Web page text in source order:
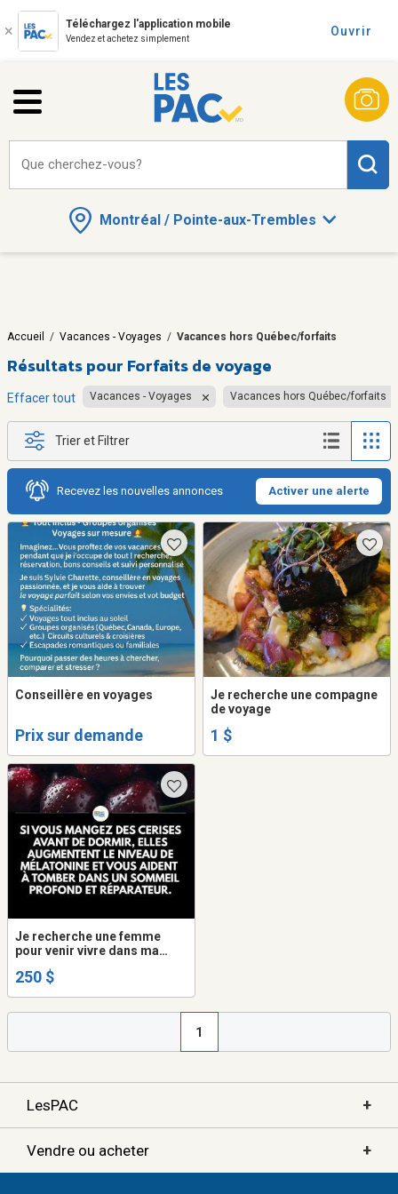
Téléchargez l'application mobile
Vendez et achetez simplement
Ouvrir
Montréal / Pointe-aux-Trembles
Que cherchez-vous?
Accueil / Vacances - Voyages / Vacances hors Québec/forfaits
Résultats pour Forfaits de voyage
Effacer tout Vacances - Voyages Vacances hors Québec/forfaits
Trier et Filtrer
Recevez les nouvelles annonces Activer une alerte
Conseillère en voyages
Prix sur demande
Je recherche une compagne
de voyage
1 $
Je recherche une femme
pour venir vivre dans ma
250 $
1
LesPAC +
Vendre ou acheter +